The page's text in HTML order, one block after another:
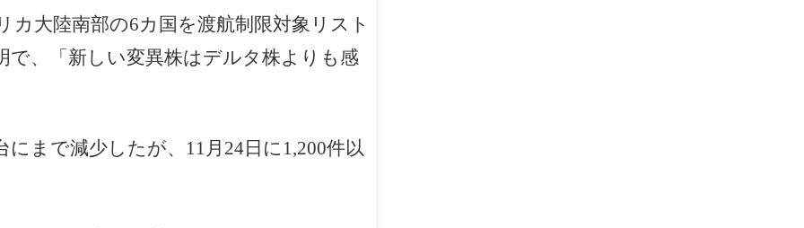
大陸南部の6カ国を渡航制限対象リスト
、「新しい変異株はデルタ株よりも感
まで減少したが、11月24日に1,200件以